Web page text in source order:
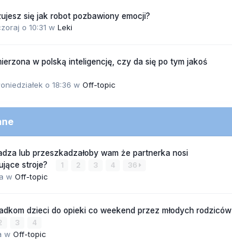
się jak robot pozbawiony emocji?
o 10:31 w Leki
w polską inteligencję, czy da się po tym jakoś
o 18:36 w Off-topic
lub przeszkadzałoby wam że partnerka nosi
stroje?
1 2 3 4 36
w Off-topic
dzieci do opieki co weekend przez młodych rodziców
3 4
w Off-topic